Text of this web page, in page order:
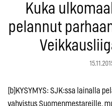
Kuka
pelannut
[b]KYSYMYS: SJK:ssa lainalla
vahvistus Suomenmestareille,